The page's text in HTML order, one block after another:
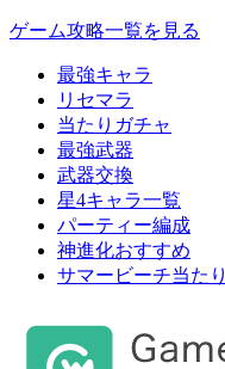
ゲーム攻略一覧を見る
最強キャラ
リセマラ
当たりガチャ
最強武器
武器交換
星4キャラ一覧
パーティー編成
神進化おすすめ
サマービーチ当たり